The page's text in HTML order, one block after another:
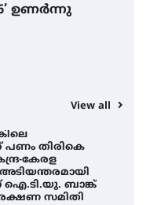
ഉണർന്നു
View all
ചെയ്യുന്നു
പണം തിരികെ
കേരള
ഐ.ടി.യു. ബാങ്ക്
സമിതി